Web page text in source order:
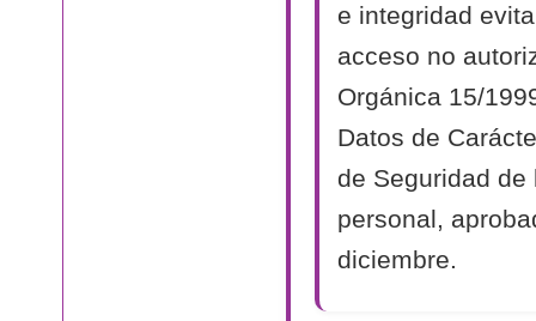
e integridad
acceso no
Orgánica 15/
Datos de
de Seguridad
personal,
diciembre.